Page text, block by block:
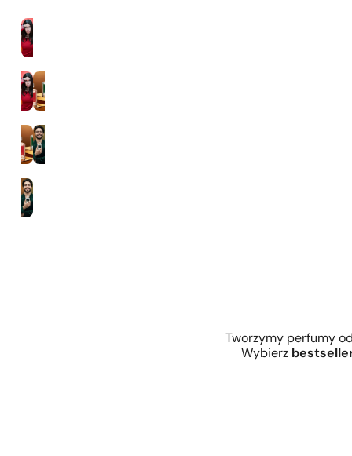
Kobiety
Zaperfumowanie 35%
Mężczyźni
Tworzymy perfumy
Wybierz